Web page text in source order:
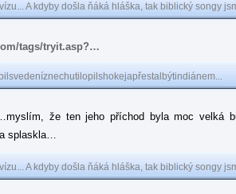
A kdyby došla ňáká hláška, tak biblický songy
tags/tryit.asp?…
…myslím, že ten jeho příchod byla moc velká
splaskla…
A kdyby došla ňáká hláška, tak biblický songy